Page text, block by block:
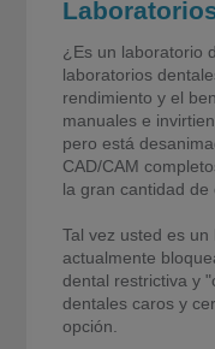
¿Es un laboratorio
laboratorios
rendimiento y el
manuales e
pero está
CAD/CAM
la gran cantidad de
Tal vez usted es
actualmente
dental restrictiva y
dentales caros y
opción.